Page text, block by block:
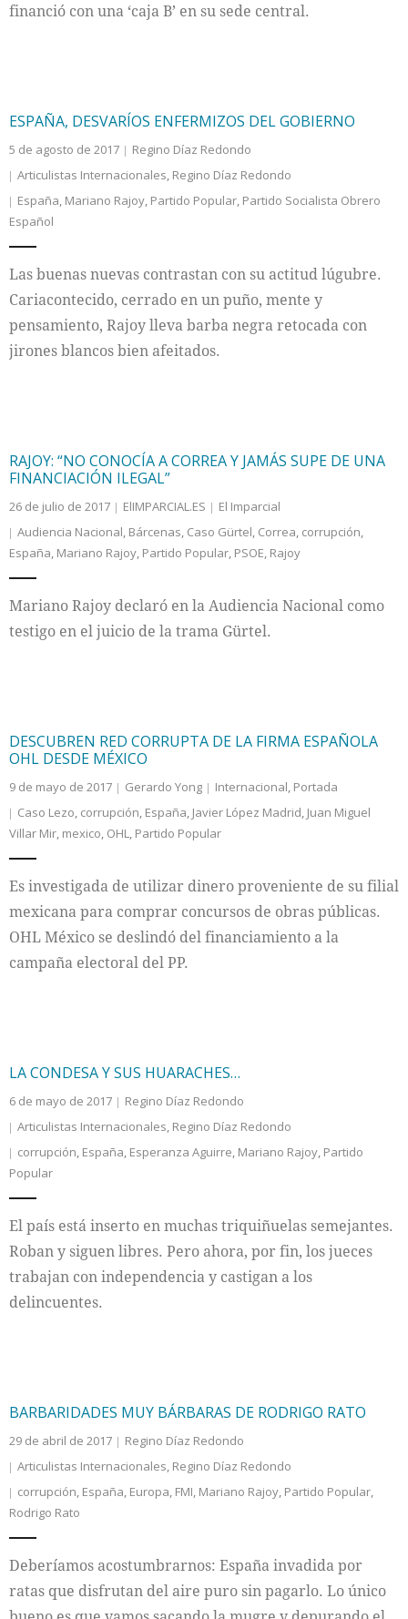
financió con una ‘caja B’ en su sede central.
ESPAÑA, DESVARÍOS ENFERMIZOS DEL GOBIERNO
5 de agosto de 2017
Regino Díaz Redondo
Articulistas Internacionales, Regino Díaz Redondo
España, Mariano Rajoy, Partido Popular, Partido Socialista Obrero
Español
Las buenas nuevas contrastan con su actitud lúgubre.
Cariacontecido, cerrado en un puño, mente y
pensamiento, Rajoy lleva barba negra retocada con
jirones blancos bien afeitados.
RAJOY: “NO CONOCÍA A CORREA Y JAMÁS SUPE DE UNA
FINANCIACIÓN ILEGAL”
26 de julio de 2017 ElIMPARCIAL.ES
El Imparcial
Audiencia Nacional, Bárcenas, Caso Gürtel, Correa, corrupción,
España, Mariano Rajoy, Partido Popular, PSOE, Rajoy
Mariano Rajoy declaró en la Audiencia Nacional como
testigo en el juicio de la trama Gürtel.
DESCUBREN RED CORRUPTA DE LA FIRMA ESPAÑOLA
OHL DESDE MÉXICO
9 de mayo de 2017 Gerardo Yong Internacional, Portada
Caso Lezo, corrupción, España, Javier López Madrid, Juan Miguel
Villar Mir, mexico, OHL, Partido Popular
Es investigada de utilizar dinero proveniente de su filial
mexicana para comprar concursos de obras públicas.
OHL México se deslindó del financiamiento a la
campaña electoral del PP.
LA CONDESA Y SUS HUARACHES…
6 de mayo de 2017
Regino Díaz Redondo
Articulistas Internacionales, Regino Díaz Redondo
corrupción, España, Esperanza Aguirre, Mariano Rajoy, Partido
Popular
El país está inserto en muchas triquiñuelas semejantes.
Roban y siguen libres. Pero ahora, por fin, los jueces
trabajan con independencia y castigan a los
delincuentes.
BARBARIDADES MUY BÁRBARAS DE RODRIGO RATO
29 de abril de 2017
Regino Díaz Redondo
Articulistas Internacionales, Regino Díaz Redondo
corrupción, España, Europa, FMI, Mariano Rajoy, Partido Popular,
Rodrigo Rato
Deberíamos acostumbrarnos: España invadida por
ratas que disfrutan del aire puro sin pagarlo. Lo único